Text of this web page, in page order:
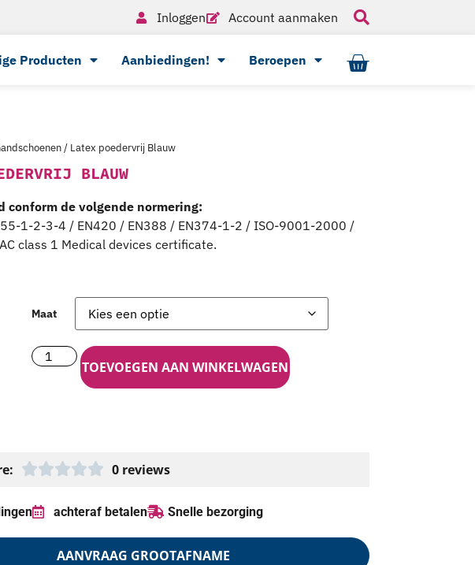
Inloggen Account aanmaken
Producten Aanbiedingen! Beroepen
/ Latex poedervrij Blauw
BLAUW
conform de volgende normering:
1-2-3-4 / EN420 / EN388 / EN374-1-2 / ISO-9001-2000 /
class 1 Medical devices certificate.
Maat
TOEVOEGEN AAN WINKELWAGEN
0 reviews
achteraf betalen Snelle bezorging
AANVRAAG GROOTAFNAME